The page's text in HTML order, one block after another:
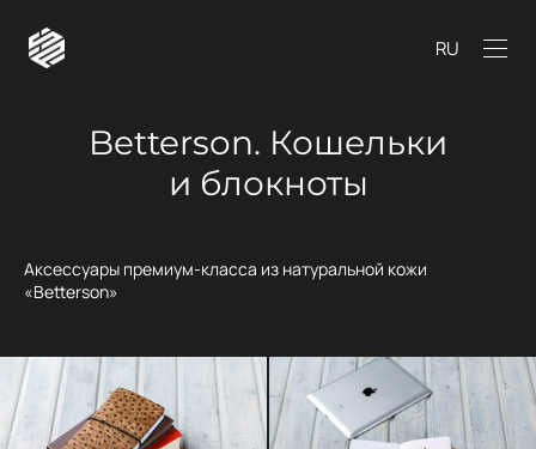
RU
Betterson. Кошельки
и блокноты
Аксессуары премиум-класса из натуральной кожи
«Betterson»